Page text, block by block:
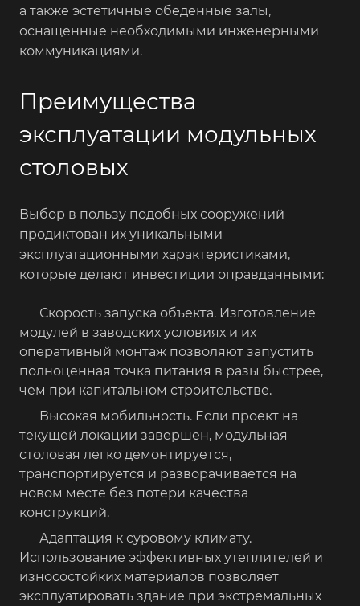
а также эстетичные обеденные залы,
оснащенные необходимыми инженерными
коммуникациями.
Преимущества
эксплуатации модульных
столовых
Выбор в пользу подобных сооружений
продиктован их уникальными
эксплуатационными характеристиками,
которые делают инвестиции оправданными:
Скорость запуска объекта. Изготовление
модулей в заводских условиях и их
оперативный монтаж позволяют запустить
полноценная точка питания в разы быстрее,
чем при капитальном строительстве.
Высокая мобильность. Если проект на
текущей локации завершен, модульная
столовая легко демонтируется,
транспортируется и разворачивается на
новом месте без потери качества
конструкций.
Адаптация к суровому климату.
Использование эффективных утеплителей и
износостойких материалов позволяет
эксплуатировать здание при экстремальных